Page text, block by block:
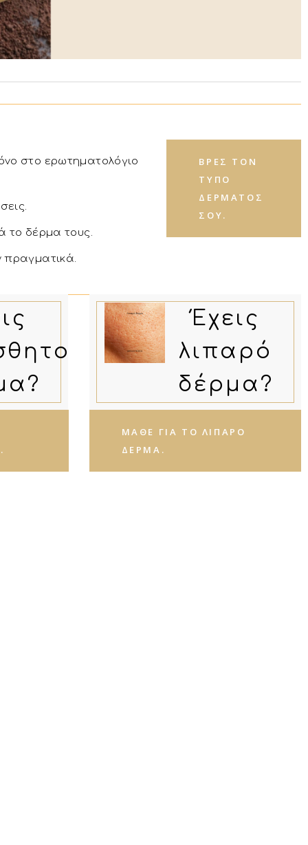
στο ερωτηματολόγιο
το δέρμα τους.
πραγματικά.
ΒΡΕΣ ΤΟΝ
ΤΎΠΟ
ΔΈΡΜΑΤΟΣ
ΣΟΥ.
Έχεις
λιπαρό
δέρμα?
ΜΆΘΕ ΓΙΑ ΤΟ ΛΙΠΑΡΌ
ΔΈΡΜΑ.